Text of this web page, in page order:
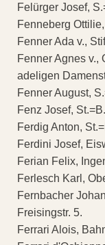
Felürger Josef,
Fenneberg
Fenner Ada v.,
Fenner Agnes v.,
adeligen
Fenner August,
Fenz Josef,
Ferdig Anton,
Ferdini Josef,
Ferian Felix,
Ferlesch Karl,
Fernbacher
Freisingstr. 5.
Ferrari Alois,